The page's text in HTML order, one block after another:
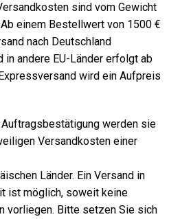
sind vom Gewicht
einem Bestellwert von 1500 €
nach Deutschland
in andere EU-Länder erfolgt ab
wird ein Aufpreis
werden sie
Versandkosten einer
Länder. Ein Versand in
ist möglich, soweit keine
vorliegen. Bitte setzen Sie sich